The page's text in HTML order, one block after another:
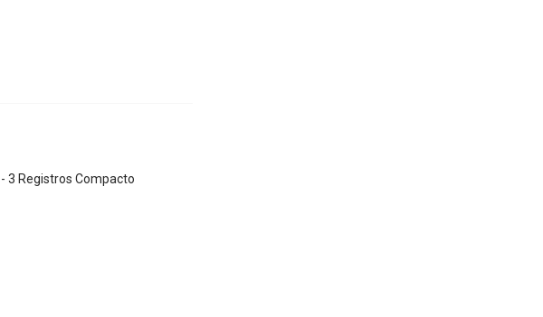
3 Registros Compacto